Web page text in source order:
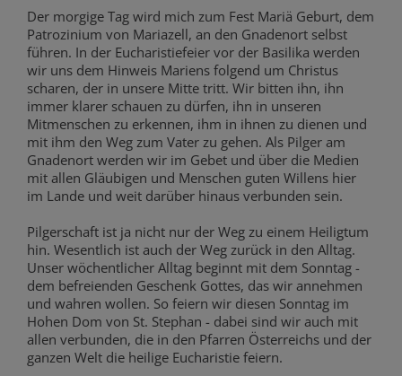
Der morgige Tag wird mich zum Fest Mariä Geburt, dem
Patrozinium von Mariazell, an den Gnadenort selbst
führen. In der Eucharistiefeier vor der Basilika werden
wir uns dem Hinweis Mariens folgend um Christus
scharen, der in unsere Mitte tritt. Wir bitten ihn, ihn
immer klarer schauen zu dürfen, ihn in unseren
Mitmenschen zu erkennen, ihm in ihnen zu dienen und
mit ihm den Weg zum Vater zu gehen. Als Pilger am
Gnadenort werden wir im Gebet und über die Medien
mit allen Gläubigen und Menschen guten Willens hier
im Lande und weit darüber hinaus verbunden sein.
Pilgerschaft ist ja nicht nur der Weg zu einem Heiligtum
hin. Wesentlich ist auch der Weg zurück in den Alltag.
Unser wöchentlicher Alltag beginnt mit dem Sonntag -
dem befreienden Geschenk Gottes, das wir annehmen
und wahren wollen. So feiern wir diesen Sonntag im
Hohen Dom von St. Stephan - dabei sind wir auch mit
allen verbunden, die in den Pfarren Österreichs und der
ganzen Welt die heilige Eucharistie feiern.